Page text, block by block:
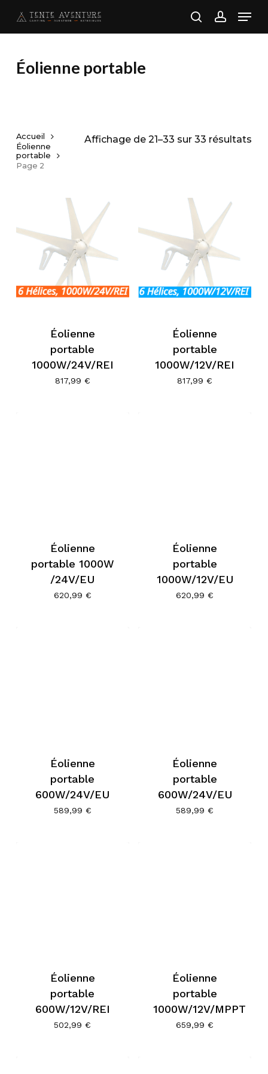
main
search
Éolienne portable
Affichage de 21–33 sur 33 résultats
Accueil
Éolienne
portable
Page 2
Éolienne
portable
1000W/24V/REI
817,99 €
Éolienne
portable
1000W/12V/REI
817,99€
Éolienne
portable 1000W
/24V/EU
620,99 €
Éolienne
portable
1000W/12V/EU
620,99€
Éolienne
portable
600W/24V/EU
589,99 €
Éolienne
portable
600W/24V/EU
589,99€
Éolienne
portable
600W/12V/REI
502,99€
Éolienne
portable
1000W/12V/MPPT
659,99€